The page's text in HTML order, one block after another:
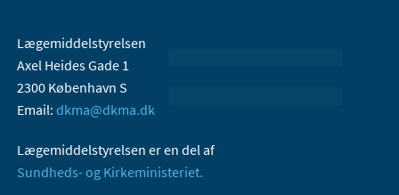
Lægemiddelstyrelsen
Axel Heides Gade 1
2300 København S
Email: dkma@dkma.dk
Lægemiddelstyrelsen er en del af
Sundheds- og Kirkeministeriet.